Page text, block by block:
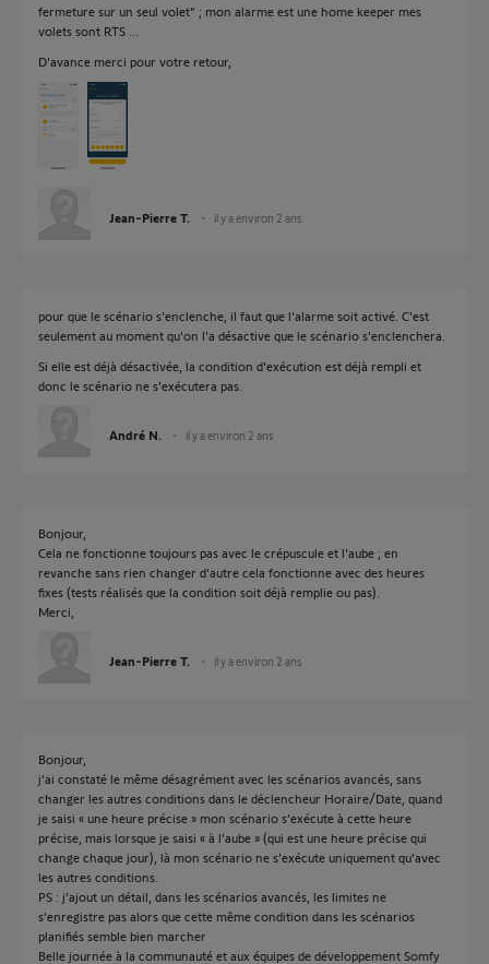
fermeture sur un seul volet" ; mon alarme est une home keeper mes
volets sont RTS ...
D'avance merci pour votre retour,
Jean-Pierre T. il y a environ 2 ans
pour que le scénario s'enclenche, il faut que l'alarme soit activé. C'est
seulement au moment qu'on l'a désactive que le scénario s'enclenchera.
Si elle est déjà désactivée, la condition d'exécution est déjà rempli et
donc le scénario ne s'exécutera pas.
André N. il y a environ 2 ans
Bonjour,
Cela ne fonctionne toujours pas avec le crépuscule et l'aube ; en
revanche sans rien changer d'autre cela fonctionne avec des heures
fixes (tests réalisés que la condition soit déjà remplie ou pas).
Merci,
Jean-Pierre T. il y a environ 2 ans
Bonjour,
j’ai constaté le même désagrément avec les scénarios avancés, sans
changer les autres conditions dans le déclencheur Horaire/Date, quand
je saisi « une heure précise » mon scénario s’exécute à cette heure
précise, mais lorsque je saisi « à l’aube » (qui est une heure précise qui
change chaque jour), là mon scénario ne s’exécute uniquement qu’avec
les autres conditions.
PS : j’ajout un détail, dans les scénarios avancés, les limites ne
s’enregistre pas alors que cette même condition dans les scénarios
planifiés semble bien marcher
Belle journée à la communauté et aux équipes de développement Somfy